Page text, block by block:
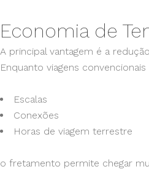
Economia de
A principal vantagem é a
Enquanto viagens
Escalas
Conexões
Horas de viagem terrestre
o fretamento permite chegar